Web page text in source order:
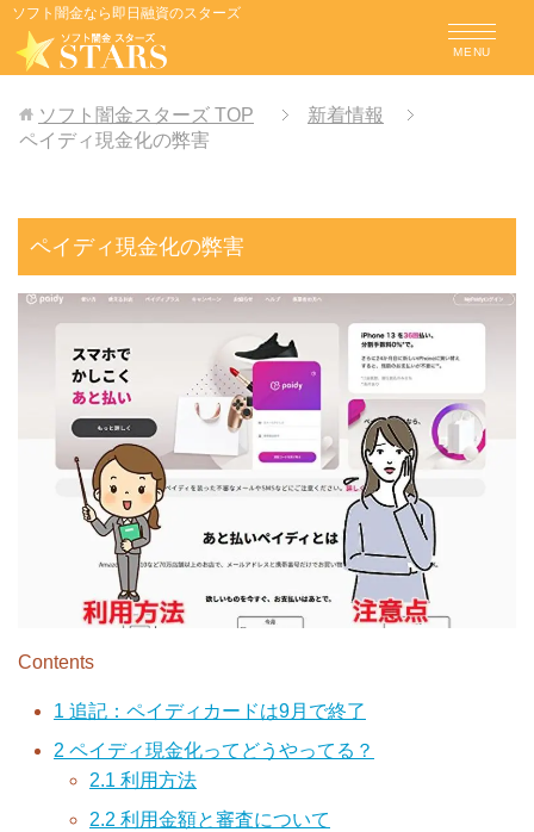
ソフト闇金なら即日融資のスターズ
MENU
ソフト闇金スターズ TOP
新着情報
ペイディ現金化の弊害
ペイディ現金化の弊害
Contents
1 追記：ペイディカードは9月で終了
2 ペイディ現金化ってどうやってる？
2.1 利用方法
2.2 利用金額と審査について